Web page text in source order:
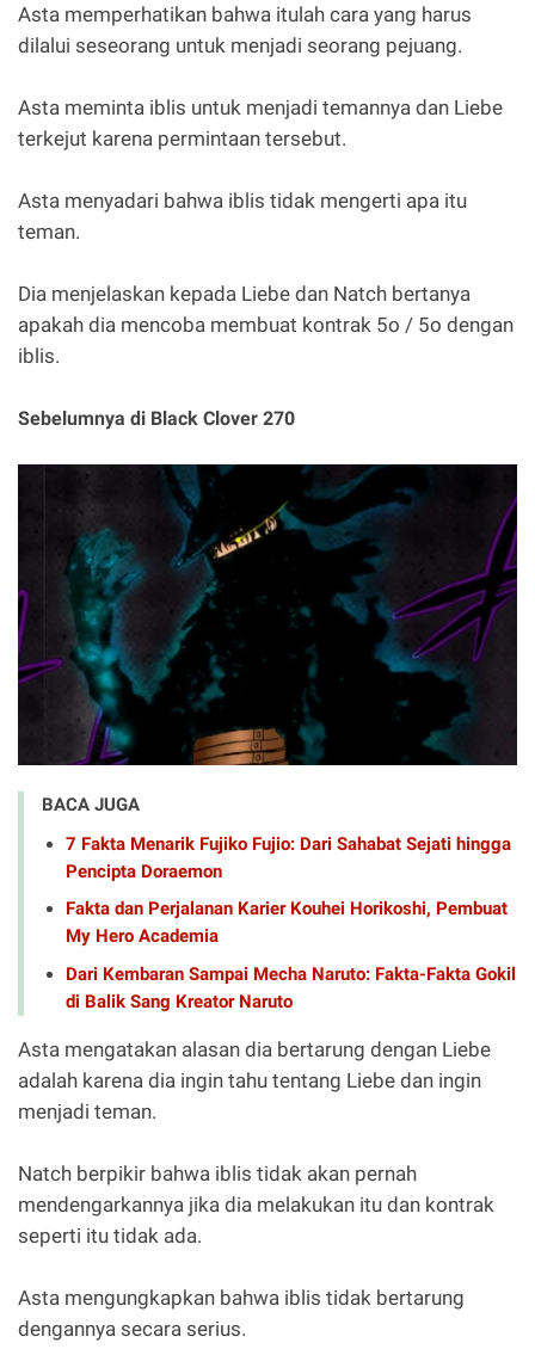
Asta memperhatikan bahwa itulah cara yang harus
dilalui seseorang untuk menjadi seorang pejuang.
Asta meminta iblis untuk menjadi temannya dan Liebe
terkejut karena permintaan tersebut.
Asta menyadari bahwa iblis tidak mengerti apa itu
teman.
Dia menjelaskan kepada Liebe dan Natch bertanya
apakah dia mencoba membuat kontrak 5o / 5o dengan
iblis.
Sebelumnya di Black Clover 270
BACA JUGA
7 Fakta Menarik Fujiko Fujio: Dari Sahabat Sejati hingga
Pencipta Doraemon
Fakta dan Perjalanan Karier Kouhei Horikoshi, Pembuat
My Hero Academia
Dari Kembaran Sampai Mecha Naruto: Fakta-Fakta Gokil
di Balik Sang Kreator Naruto
Asta mengatakan alasan dia bertarung dengan Liebe
adalah karena dia ingin tahu tentang Liebe dan ingin
menjadi teman.
Natch berpikir bahwa iblis tidak akan pernah
mendengarkannya jika dia melakukan itu dan kontrak
seperti itu tidak ada.
Asta mengungkapkan bahwa iblis tidak bertarung
dengannya secara serius.